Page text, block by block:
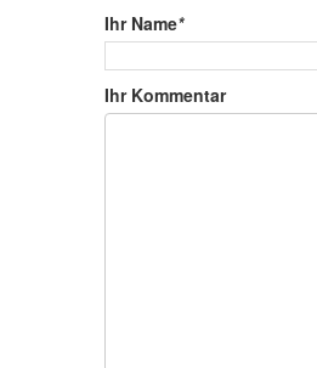
Ihr Name*
Ihr Kommentar